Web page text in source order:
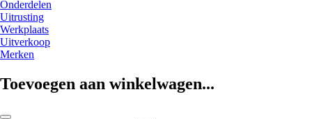
Onderdelen
Uitrusting
Werkplaats
Uitverkoop
Merken
Toevoegen aan winkelwagen...